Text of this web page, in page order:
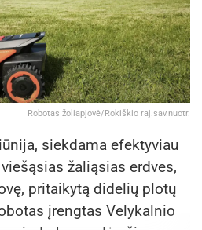
Robotas žoliapjovė/Rokiškio raj.sav.nuotr.
siekdama efektyviau
žaliąsias erdves,
pritaikytą didelių plotų
įrengtas Velykalnio